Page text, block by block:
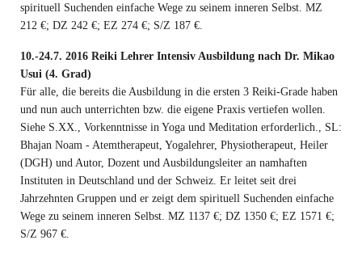
spirituell Suchenden einfache Wege zu seinem inneren Selbst. MZ
212 €; DZ 242 €; EZ 274 €; S/Z 187 €.
10.-24.7. 2016 Reiki Lehrer Intensiv Ausbildung nach Dr. Mikao
Usui (4. Grad)
Für alle, die bereits die Ausbildung in die ersten 3 Reiki-Grade haben
und nun auch unterrichten bzw. die eigene Praxis vertiefen wollen.
Siehe S.XX., Vorkenntnisse in Yoga und Meditation erforderlich., SL:
Bhajan Noam - Atemtherapeut, Yogalehrer, Physiotherapeut, Heiler
(DGH) und Autor, Dozent und Ausbildungsleiter an namhaften
Instituten in Deutschland und der Schweiz. Er leitet seit drei
Jahrzehnten Gruppen und er zeigt dem spirituell Suchenden einfache
Wege zu seinem inneren Selbst. MZ 1137 €; DZ 1350 €; EZ 1571 €;
S/Z 967 €.